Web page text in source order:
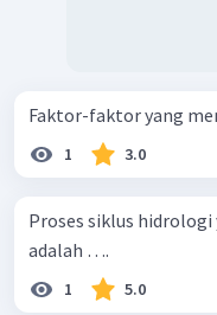
Faktor-faktor yang
1 3.0
Proses siklus
adalah ….
1 5.0